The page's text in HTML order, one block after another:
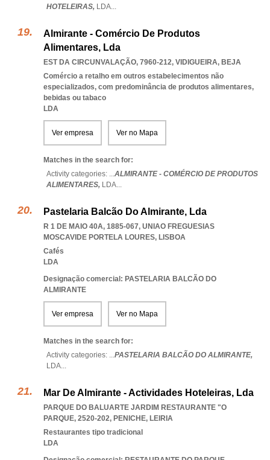
HOTELEIRAS, LDA...
Almirante - Comércio De Produtos
Alimentares, Lda
EST DA CIRCUNVALAÇÃO, 7960-212, VIDIGUEIRA, BEJA
Comércio a retalho em outros estabelecimentos não
especializados, com predominância de produtos alimentares,
bebidas ou tabaco
LDA
Ver empresa Ver no Mapa
Matches in the search for:
Activity categories: ...ALMIRANTE - COMÉRCIO DE PRODUTOS
ALIMENTARES, LDA...
Pastelaria Balcão Do Almirante, Lda
R 1 DE MAIO 40A, 1885-067, UNIAO FREGUESIAS
MOSCAVIDE PORTELA LOURES, LISBOA
Cafés
LDA
Designação comercial: PASTELARIA BALCÃO DO
ALMIRANTE
Ver empresa Ver no Mapa
Matches in the search for:
Activity categories: ...PASTELARIA BALCÃO DO ALMIRANTE,
LDA...
Mar De Almirante - Actividades Hoteleiras, Lda
PARQUE DO BALUARTE JARDIM RESTAURANTE "O
PARQUE, 2520-202, PENICHE, LEIRIA
Restaurantes tipo tradicional
LDA